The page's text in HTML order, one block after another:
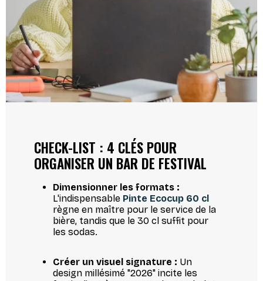
CHECK-LIST : 4 CLÉS POUR
ORGANISER UN BAR DE FESTIVAL
Dimensionner les formats :
L'indispensable Pinte Ecocup 60 cl
règne en maître pour le service de la
bière, tandis que le 30 cl suffit pour
les sodas.
Créer un visuel signature : Un
design millésimé "2026" incite les